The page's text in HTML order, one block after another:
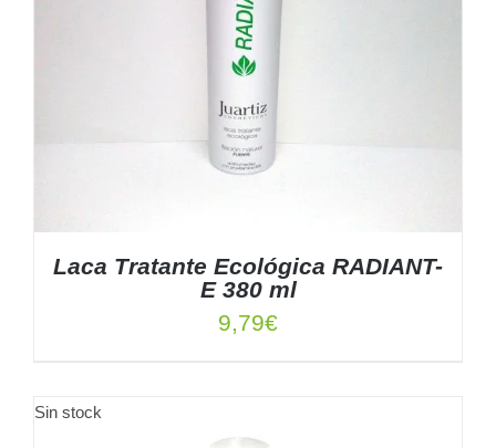
Laca Tratante Ecológica RADIANT-
E 380 ml
9,79€
Sin stock